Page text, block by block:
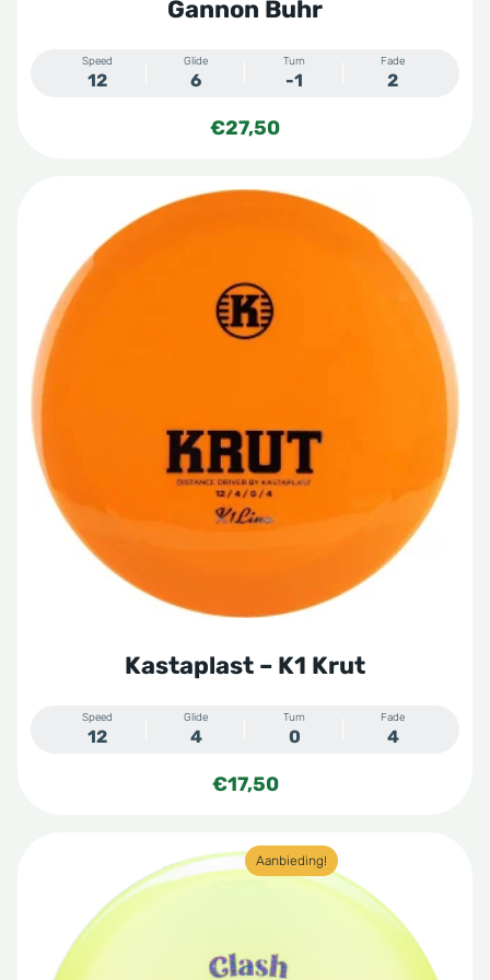
Gannon Buhr
Speed
12
Glide
6
Turn
-1
Fade
2
€27,50
Kastaplast – K1 Krut
Speed
12
Glide
4
Turn
0
Fade
4
€17,50
product
heeft
meerdere
variaties.
Deze
kan
gekozen
worden
Aanbieding!
meerdere